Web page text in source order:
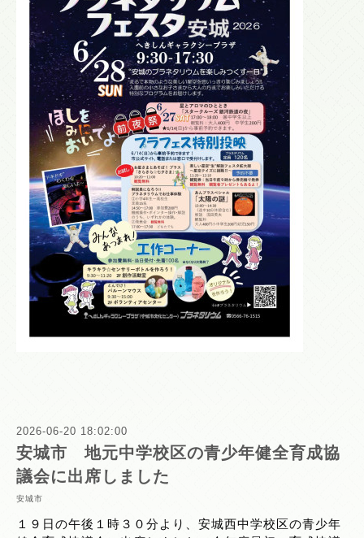
2026-06-20 18:02:00
安城市 地元中学校区の青少年健全育成協
議会に出席しました
安城市
１９日の午後１時３０分より、安城西中学校区の青少年